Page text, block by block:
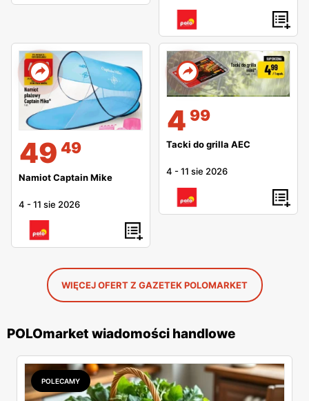
49 49
Namiot Captain Mike
4 -11 sie 2026
4 99
Tacki do grilla AEC
4 -11 sie 2026
WIĘCEJ OFERT Z GAZETEK POLOMARKET
POLOmarket wiadomości handlowe
POLECAMY